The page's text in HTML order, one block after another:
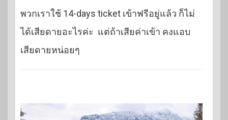
พวกเราใช้ 14-days ticket เข้าฟรีอยู่แล้ว ก็ไม่
ได้เสียดายอะไรค่ะ แต่ถ้าเสียค่าเข้า คงแอบ
เสียดายหน่อยๆ